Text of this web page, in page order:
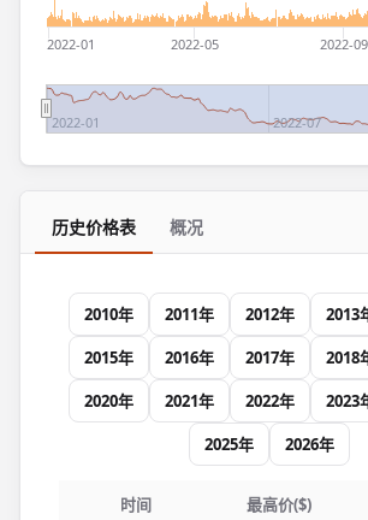
2022-01 2022-05 2022-09
2022-01 2022-07
历史价格表 概况
2010年 2011年 2012年 2013
2015年
2016年 2017年 2018
2020年
2021年 2022年 2023
2025年
2026年
时间 最高价($)